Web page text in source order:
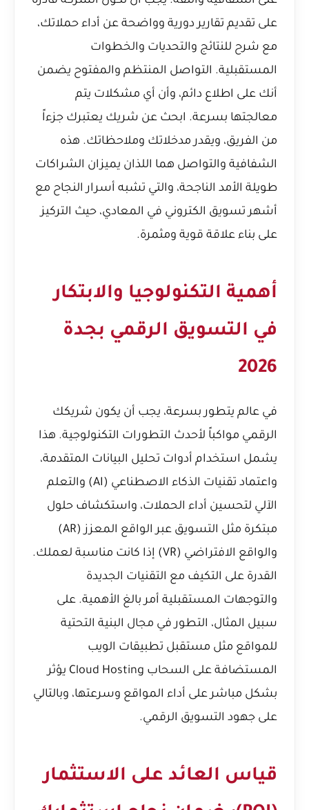
على تقديم تقارير دورية وواضحة عن أداء حملاتك،
مع شرح للنتائج والتحديات والخطوات
المستقبلية. التواصل المنتظم والمفتوح يضمن
أنك على اطلاع دائم، وأن أي مشكلات يتم
معالجتها بسرعة. ابحث عن شريك يعتبرك جزءاً
من الفريق، ويقدر مدخلاتك وملاحظاتك. هذه
الشفافية والتواصل هما اللذان يميزان الشراكات
طويلة الأمد الناجحة، والتي تشبه أسرار النجاح مع
أشهر تسويق الكتروني في المعادي، حيث التركيز
على بناء علاقة قوية ومثمرة.
أهمية التكنولوجيا والابتكار
في التسويق الرقمي بجدة
2026
في عالم يتطور بسرعة، يجب أن يكون شريكك
الرقمي مواكباً لأحدث التطورات التكنولوجية. هذا
يشمل استخدام أدوات تحليل البيانات المتقدمة،
واعتماد تقنيات الذكاء الاصطناعي (AI) والتعلم
الآلي لتحسين أداء الحملات، واستكشاف حلول
مبتكرة مثل التسويق عبر الواقع المعزز (AR)
والواقع الافتراضي (VR) إذا كانت مناسبة لعملك.
القدرة على التكيف مع التقنيات الجديدة
والتوجهات المستقبلية أمر بالغ الأهمية. على
سبيل المثال، التطور في مجال البنية التحتية
للمواقع مثل مستقبل تطبيقات الويب
المستضافة على السحاب Cloud Hosting
يؤثر
بشكل مباشر على أداء المواقع وسرعتها، وبالتالي
على جهود التسويق الرقمي.
قياس العائد على الاستثمار